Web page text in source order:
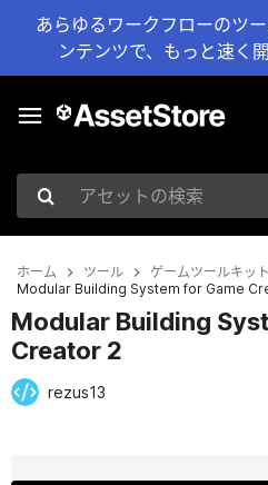
あらゆるワークフローのツ
ンテンツで、もっと速く
アセットの検索
ホーム ツール
ゲームツールキット
Modular Building System for Game
Modular Building
Creator 2
rezus13